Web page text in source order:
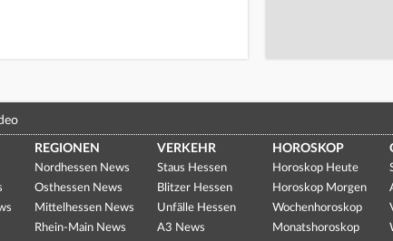
REGIONEN
Nordhessen News
Osthessen News
Mittelhessen News
Rhein-Main News
VERKEHR
Staus Hessen
Blitzer Hessen
Unfälle Hessen
A3 News
HOROSKOP
Horoskop Heute
Horoskop Morgen
Wochenhoroskop
Monatshoroskop